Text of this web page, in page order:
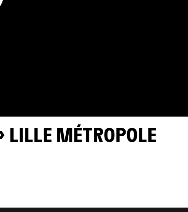
LILLE MÉTROPOLE